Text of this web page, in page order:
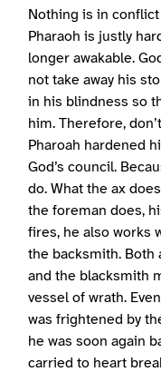
Nothing is in
Pharaoh is justly
longer awakable.
not take away his
in his blindness so
him. Therefore,
Pharoah hardened
God’s council.
do. What the ax
the foreman does,
fires, he also works
the backsmith.
and the blacksmith
vessel of wrath.
was frightened by
he was soon again
carried to heart